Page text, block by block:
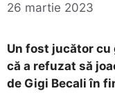
26 martie 2023
Un fost jucător cu
că a refuzat să
de Gigi Becali în